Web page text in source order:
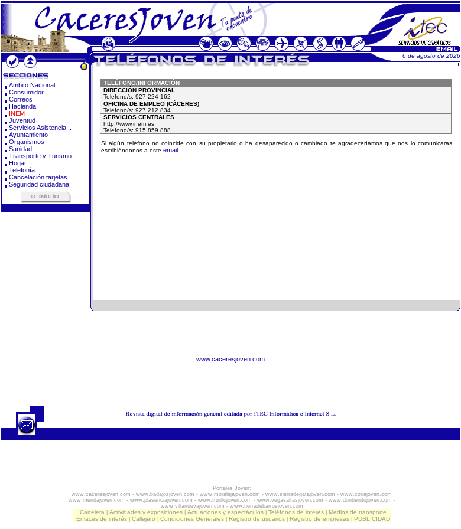
Ámbito Nacional
Consumidor
Correos
Hacienda
INEM
Juventud
Servicios Asistencia...
Ayuntamiento
Organismos
Sanidad
Transporte y Turismo
Hogar
Telefonía
Cancelación tarjetas...
Seguridad ciudadana
6 de agosto de 2026
TELÉFONO/INFORMACIÓN
DIRECCIÓN PROVINCIAL
Telefono/s: 927 224 162
OFICINA DE EMPLEO (CÁCERES)
Telefono/s: 927 212 834
SERVICIOS CENTRALES
http://www.inem.es
Telefono/s: 915 859 888
Si algún teléfono no coincide con su propietario o ha desaparecido o cambiado te agradeceríamos que nos lo comunicaras
escribiéndonos a este email
www.caceresjoven.com
Portales Joven:
www.caceresjoven.com - www.badajozjoven.com - www.moralejajoven.com - www.sierradegatajoven.com - www.coriajoven.com
www.meridajoven.com - www.plasenciajoven.com - www.trujillojoven.com - www.vegasaltasjoven.com - www.donbenitojoven.com -
www.villanuevajoven.com - www.tierradebarrosjoven.com
Cartelera| Actividades y exposiciones| Actuaciones y espectáculos| Teléfonos de interés|
Medios de transporte
Enlaces de interés| Callejero Condiciones Generales| Registro de usuarios| Registro de empresas| PUBLICIDAD